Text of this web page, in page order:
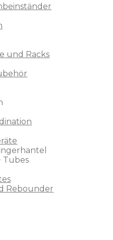
und Racks
Tubes
Rebounder